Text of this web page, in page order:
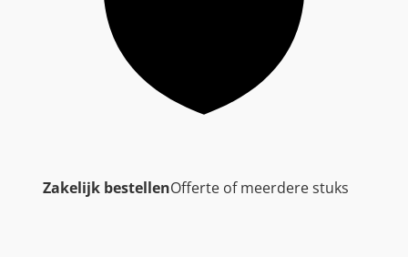
Zakelijk bestellenOfferte of meerdere stuks